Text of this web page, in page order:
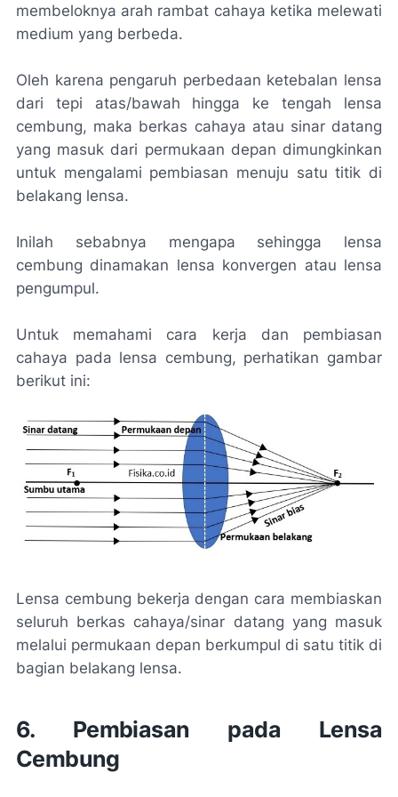
membeloknya arah rambat cahaya ketika melewati
medium yang berbeda.
Oleh karena pengaruh perbedaan ketebalan lensa
dari tepi atas/bawah hingga ke tengah lensa
cembung, maka berkas cahaya atau sinar datang
yang masuk dari permukaan depan dimungkinkan
untuk mengalami pembiasan menuju satu titik di
belakang lensa.
Inilah sebabnya mengapa sehingga lensa
cembung dinamakan lensa konvergen atau lensa
pengumpul.
Untuk memahami cara kerja dan pembiasan
cahaya pada lensa cembung, perhatikan gambar
berikut ini:
Lensa cembung bekerja dengan cara membiaskan
seluruh berkas cahaya/sinar datang yang masuk
melalui permukaan depan berkumpul di satu titik di
bagian belakang lensa.
6. Pembiasan pada Lensa
Cembung